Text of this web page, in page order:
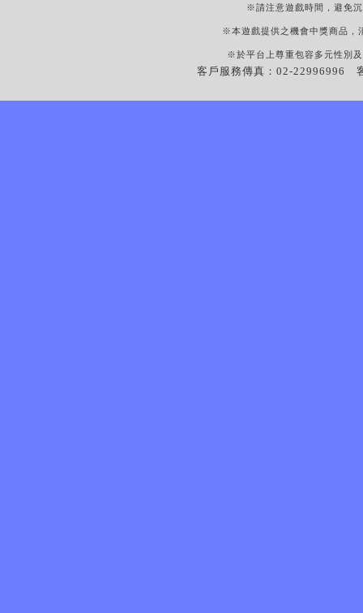
※請注意遊戲時間，避免
※本遊戲提供之機會中獎商品，
※於平台上尊重包容多元性別
客戶服務傳真：02-22996996